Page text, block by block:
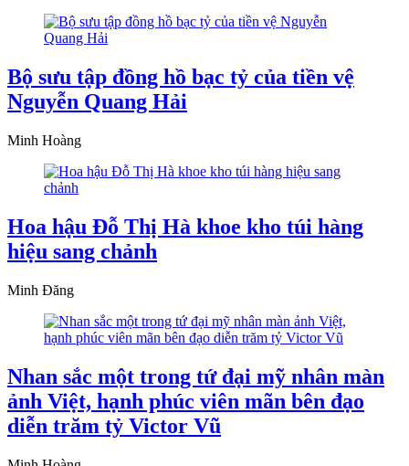
Bộ sưu tập đồng hồ bạc tỷ của tiền vệ
Nguyễn Quang Hải
Minh Hoàng
Hoa hậu Đỗ Thị Hà khoe kho túi hàng
hiệu sang chảnh
Minh Đăng
Nhan sắc một trong tứ đại mỹ nhân màn
ảnh Việt, hạnh phúc viên mãn bên đạo
diễn trăm tỷ Victor Vũ